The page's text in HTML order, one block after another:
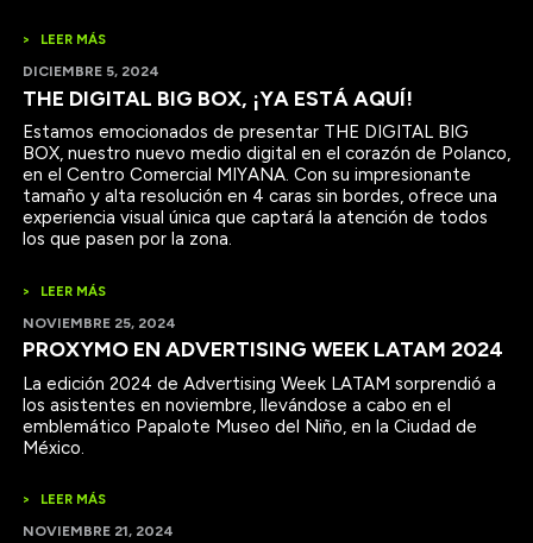
>
LEER MÁS
DICIEMBRE 5, 2024
THE DIGITAL BIG BOX, ¡YA ESTÁ AQUÍ!
Estamos emocionados de presentar THE DIGITAL BIG
BOX, nuestro nuevo medio digital en el corazón de Polanco,
en el Centro Comercial MIYANA. Con su impresionante
tamaño y alta resolución en 4 caras sin bordes, ofrece una
experiencia visual única que captará la atención de todos
los que pasen por la zona.
>
LEER MÁS
NOVIEMBRE 25, 2024
PROXYMO EN ADVERTISING WEEK LATAM 2024
La edición 2024 de Advertising Week LATAM sorprendió a
los asistentes en noviembre, llevándose a cabo en el
emblemático Papalote Museo del Niño, en la Ciudad de
México.
>
LEER MÁS
NOVIEMBRE 21, 2024